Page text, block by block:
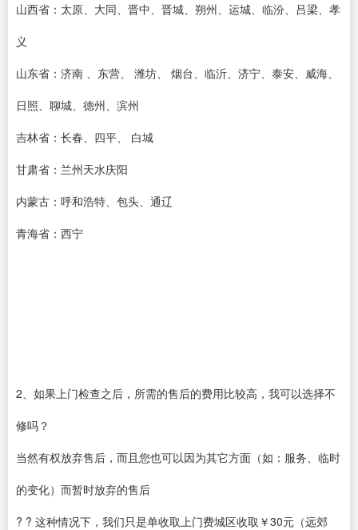
山西省：太原、大同、晋中、晋城、朔州、运城、临汾、吕梁、孝
义
山东省：济南 、东营、 潍坊、 烟台、临沂、济宁、泰安、威海、
日照、聊城、德州、滨州
吉林省：长春、四平、 白城
甘肃省：兰州天水庆阳
内蒙古：呼和浩特、包头、通辽
青海省：西宁
2、如果上门检查之后，所需的售后的费用比较高，我可以选择不
修吗？
当然有权放弃售后，而且您也可以因为其它方面（如：服务、临时
的变化）而暂时放弃的售后
? ? 这种情况下，我们只是单收取上门费城区收取￥30元（远郊